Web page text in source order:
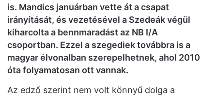
is. Mandics januárban vette át a csapat
irányítását, és vezetésével a Szedeák végül
kiharcolta a bennmaradást az NB I/A
csoportban. Ezzel a szegediek továbbra is a
magyar élvonalban szerepelhetnek, ahol 2010
óta folyamatosan ott vannak.
Az edző szerint nem volt könnyű dolga a